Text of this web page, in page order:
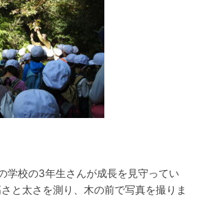
学校の3年生さんが成長を見守ってい
と太さを測り、木の前で写真を撮りま